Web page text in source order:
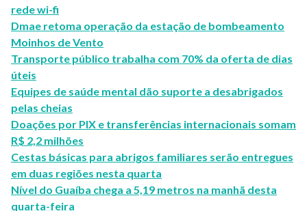
rede wi-fi
Dmae retoma operação da estação de bombeamento
Moinhos de Vento
Transporte público trabalha com 70% da oferta de dias
úteis
Equipes de saúde mental dão suporte a desabrigados
pelas cheias
Doações por PIX e transferências internacionais somam
R$ 2,2 milhões
Cestas básicas para abrigos familiares serão entregues
em duas regiões nesta quarta
Nível do Guaíba chega a 5,19 metros na manhã desta
quarta-feira